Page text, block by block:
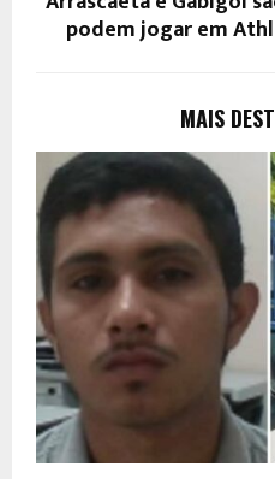
podem jogar em
MAIS